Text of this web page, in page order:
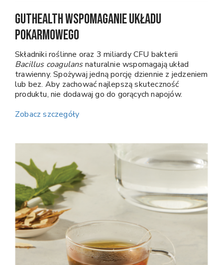
GutHealth Wspomaganie układu
pokarmowego
Składniki roślinne oraz 3 miliardy CFU bakterii
Bacillus coagulansnaturalnie wspomagają układ
trawienny. Spożywaj jedną porcję dziennie z jedzeniem
lub bez. Aby zachować najlepszą skuteczność
produktu, nie dodawaj go do gorących napojów.
Zobacz szczegóły